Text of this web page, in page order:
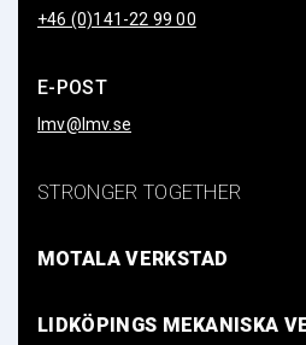
+46 (0)141-22 99 00
E-POST
lmv@lmv.se
STRONGER TOGETHER
MOTALA VERKSTAD
LIDKÖPINGS MEKANISKA